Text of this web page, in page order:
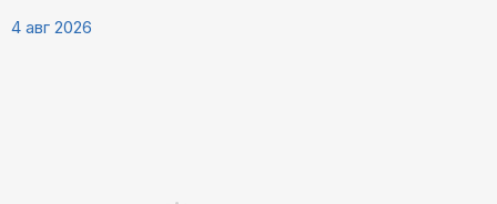
4 авг 2026